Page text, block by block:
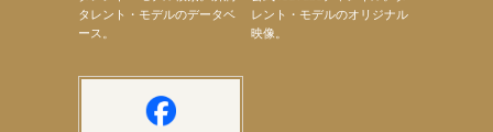
タレント・モデルのデータベ
ース。
レント・モデルのオリジナル
映像。